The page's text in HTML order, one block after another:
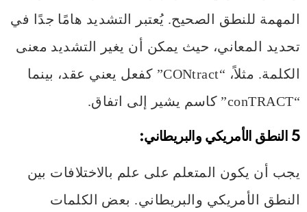
المهمة للنطق الصحيح. يُعتبر التشديد هامًا جدًا في
تحديد المعاني، حيث يمكن أن يغير التشديد معنى
الكلمة. مثلاً، “CONtract” كفعل يعني عقد، بينما
“conTRACT” كاسم يشير إلى اتفاق.
5 النطق الأمريكي والبريطاني:
يجب أن يكون المتعلم على علم بالاختلافات بين
النطق الأمريكي والبريطاني. بعض الكلمات